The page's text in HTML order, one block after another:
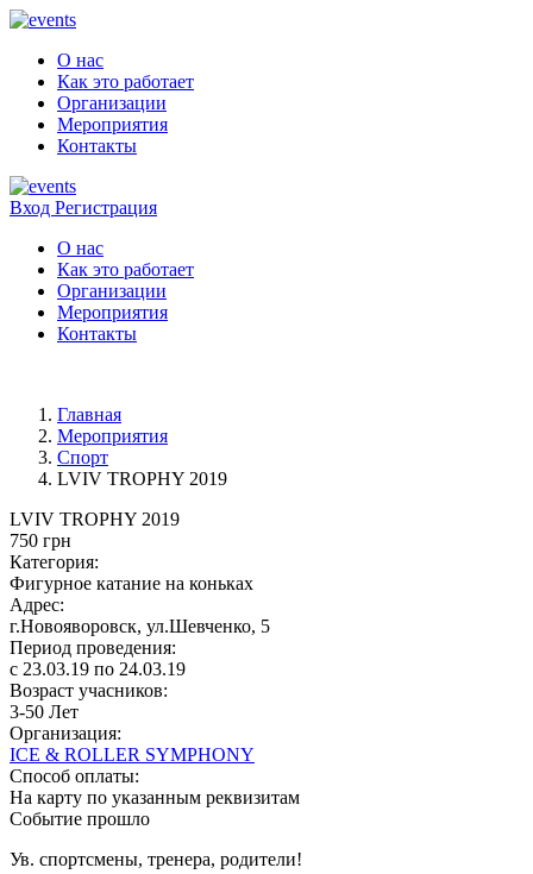
О нас
Как это работает
Организации
Мероприятия
Контакты
Вход Регистрация
О нас
Как это работает
Организации
Мероприятия
Контакты
Главная
Мероприятия
Спорт
LVIV TROPHY 2019
LVIV TROPHY 2019
750 грн
Категория:
Фигурное катание на коньках
Адрес:
г.Новояворовск, ул.Шевченко, 5
Период проведения:
c 23.03.19 по 24.03.19
Возраст учасников:
3-50 Лет
Организация:
ICE & ROLLER SYMPHONY
Способ оплаты:
На карту по указанным реквизитам
Событие прошло
Ув. спортсмены, тренера, родители!